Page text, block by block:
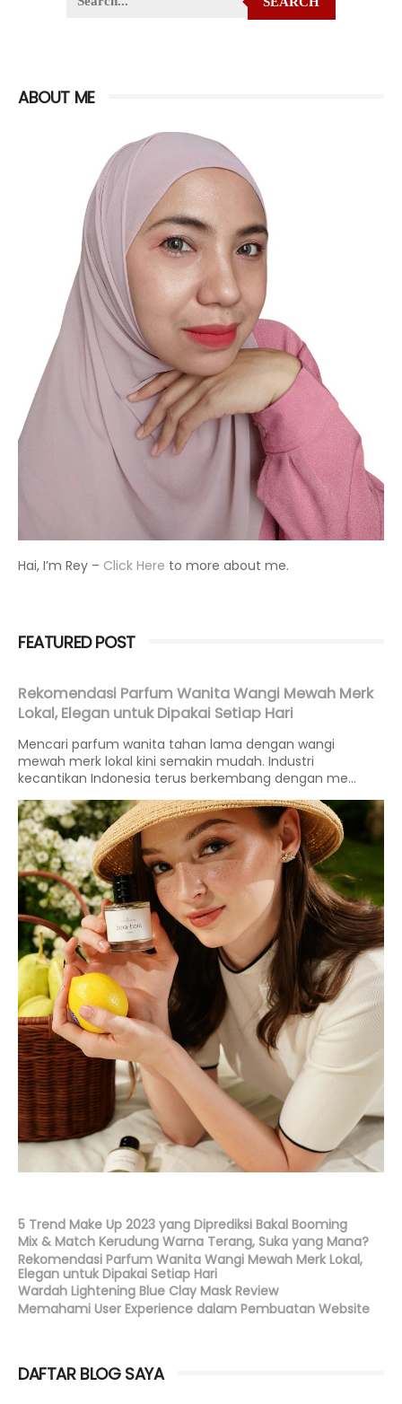
ABOUT ME
Hai, I’m Rey – Click Here to more about me.
FEATURED POST
Rekomendasi Parfum Wanita Wangi Mewah Merk
Lokal, Elegan untuk Dipakai Setiap Hari
Mencari parfum wanita tahan lama dengan wangi
mewah merk lokal kini semakin mudah. Industri
kecantikan Indonesia terus berkembang dengan me...
5 Trend Make Up 2023 yang Diprediksi Bakal Booming
Mix & Match Kerudung Warna Terang, Suka yang Mana?
Rekomendasi Parfum Wanita Wangi Mewah Merk Lokal,
Elegan untuk Dipakai Setiap Hari
Wardah Lightening Blue Clay Mask Review
Memahami User Experience dalam Pembuatan Website
DAFTAR BLOG SAYA